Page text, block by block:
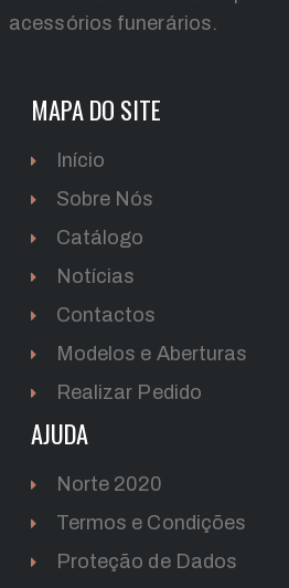
acessórios funerários.
MAPA DO SITE
Início
Sobre Nós
Catálogo
Notícias
Contactos
Modelos e Aberturas
Realizar Pedido
AJUDA
Norte 2020
Termos e Condições
Proteção de Dados